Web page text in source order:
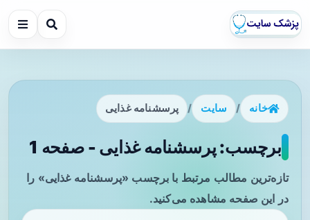
خانه / سایت / پرسشنامه غذایی
برچسب: پرسشنامه غذایی - صفحه 1
تازه‌ترین مطالب مرتبط با برچسب «پرسشنامه غذایی» را
در این صفحه مشاهده می‌کنید.